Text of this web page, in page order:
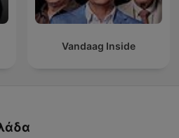
Vandaag Inside